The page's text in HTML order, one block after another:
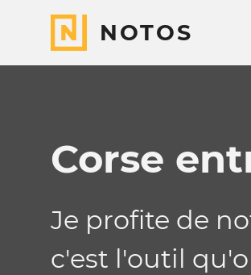
NOTOS
Corse
Je profite de
c'est l'outil